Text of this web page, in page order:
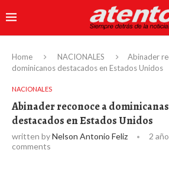
Home NACIONALES
Abinader
dominicanos destacados en Estados Unidos
NACIONALES
Abinader reconoce a
destacados en Estados Unidos
written byNelson Antonio Feliz 2
comments